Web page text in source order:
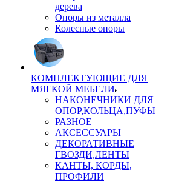
дерева
Опоры из металла
Колесные опоры
КОМПЛЕКТУЮЩИЕ ДЛЯ
МЯГКОЙ МЕБЕЛИ
НАКОНЕЧНИКИ ДЛЯ
ОПОР,КОЛЬЦА,ПУФЫ
РАЗНОЕ
АКСЕССУАРЫ
ДЕКОРАТИВНЫЕ
ГВОЗДИ,ЛЕНТЫ
КАНТЫ, КОРДЫ,
ПРОФИЛИ